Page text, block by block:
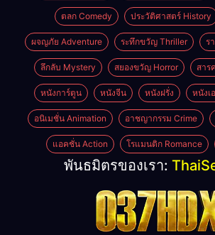
ตลก Comedy ประวัติศาสตร์ History
ผจญภัย Adventure ระทึกขวัญ Thriller ร
ลึกลับ Mystery สยองขวัญ Horror สาร
หนังการ์ตูน หนังจีน หนังฝรั่ง หนังเ
อนิเมชั่น Animation อาชญากรรม Crime
แอคชั่น Action โรแมนติก Romance
พันธมิตรของเรา: